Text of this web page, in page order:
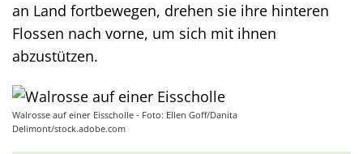
an Land fortbewegen, drehen sie ihre hinteren
Flossen nach vorne, um sich mit ihnen
abzustützen.
Walrosse auf einer Eisscholle - Foto: Ellen Goff/Danita
Delimont/stock.adobe.com